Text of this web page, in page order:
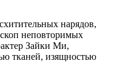
нарядов,
неповторимых
Зайки Ми,
тканей, изящностью